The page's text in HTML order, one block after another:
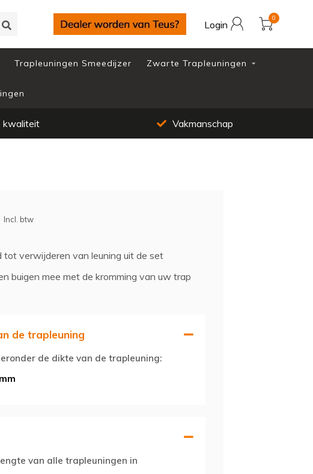
Login
0
Trapleuningen Smeedijzer Zwarte Trapleuningen
kwaliteit Vakmanschap
Incl. btw
tot verwijderen van leuning uit de set
buigen mee met de kromming van uw trap
de trapleuning
de dikte van de trapleuning:
van alle trapleuningen in